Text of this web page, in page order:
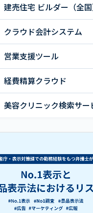
建売住宅 ビルダー（全国
クラウド会計システム
営業支援ツール
経費精算クラウド
美容クリニック検索サー